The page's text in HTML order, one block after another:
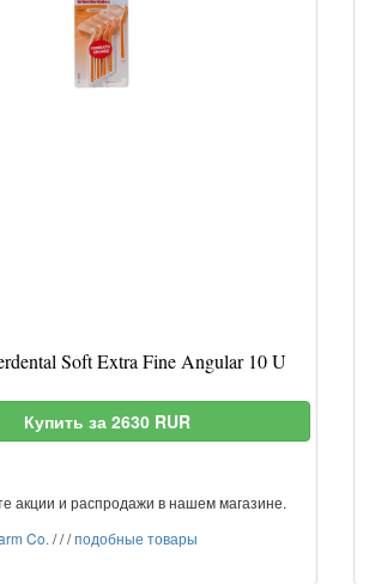
Soft Extra Fine Angular 10 U
Купить за 2630 RUR
акции и распродажи в нашем магазине.
Co. ///подобные товары